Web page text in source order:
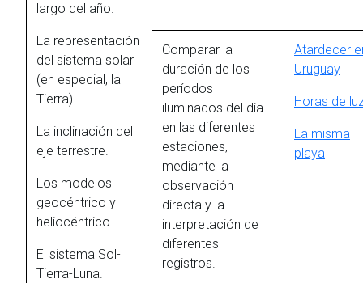
largo del año.
La representación
del sistema solar
(en especial, la
Tierra).
La inclinación del
eje terrestre.
Los modelos
geocéntrico y
heliocéntrico.
El sistema Sol-
Tierra-Luna.
Comparar la
duración de los
períodos
iluminados del día
en las diferentes
estaciones,
mediante la
observación
directa y la
interpretación de
diferentes
registros.
Atardecer
Uruguay
Horas de
La misma
playa